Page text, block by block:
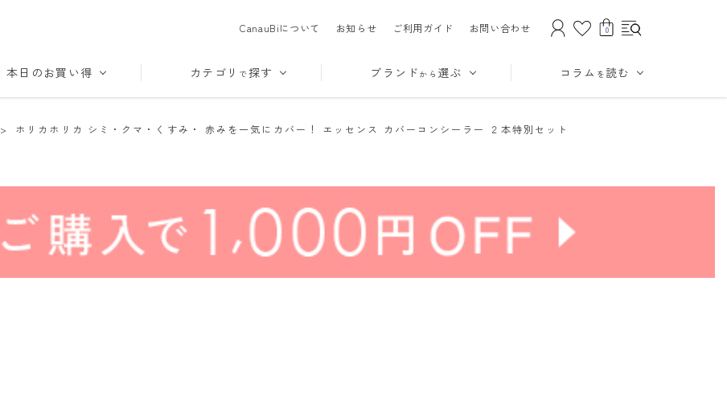
CanauBiについて お知らせ ご利用ガイド お問い合わせ 0
本日のお買い得 カテゴリ で探す ブランド から 選ぶ コラム を読む
> ホリカホリカ シミ・クマ・くすみ・ 赤みを一気にカバー！ エッセンス カバーコンシーラー ２本特別セット